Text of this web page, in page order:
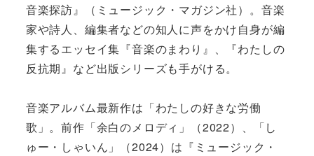
音楽探訪』（ミュージック・マガジン社）。音楽
家や詩人、編集者などの知人に声をかけ自身が編
集するエッセイ集『音楽のまわり』、『わたしの
反抗期』など出版シリーズも手がける。
音楽アルバム最新作は「わたしの好きな労働
歌」。前作「余白のメロディ」（2022）、「し
ゅー・しゃいん」（2024）は『ミュージック・